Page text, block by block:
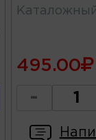
495.00
-